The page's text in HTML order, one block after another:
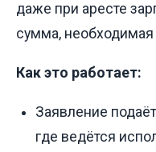
даже при аресте
сумма,
Как это работает:
Заявление
где ведётся